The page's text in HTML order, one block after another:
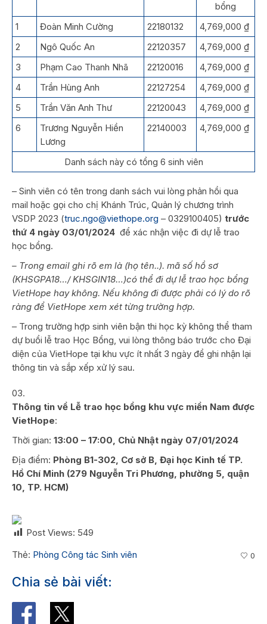
bổng
1
Đoàn Minh Cường 22180132
4,769,000 ₫
2
Ngô Quốc An 22120357
4,769,000 ₫
3
Phạm Cao Thanh Nhã 22120016
4,769,000 ₫
4
Trần Hùng Anh 22127254
4,769,000 ₫
5
Trần Văn Anh Thư 22120043
4,769,000 ₫
6
Trương Nguyễn Hiền
Lương
22140003 4,769,000 ₫
Danh sách này có tổng 6 sinh viên
– Sinh viên có tên trong danh sách vui lòng phản hồi qua
mail hoặc gọi cho chị Khánh Trúc, Quản lý chương trình
VSDP 2023 (truc.ngo@viethope.org – 0329100405) trước
thứ 4 ngày 03/01/2024 để xác nhận việc đi dự lễ trao
học bổng.
– Trong email ghi rõ em là (họ tên..). mã số hồ sơ
(KHSGPA18…/ KHSGIN18…)có thể đi dự lễ trao học bổng
VietHope hay không. Nếu không đi được phải có lý do rõ
ràng để VietHope xem xét từng trường hợp.
– Trong trường hợp sinh viên bận thi học kỳ không thể tham
dự buổi lễ trao Học Bổng, vui lòng thông báo trước cho Đại
diện của VietHope tại khu vực ít nhất 3 ngày để ghi nhận lại
thông tin và sắp xếp xử lý sau.
Thông tin về Lễ trao học bổng khu vực miền Nam được
VietHope:
Thời gian: 13:00 – 17:00, Chủ Nhật ngày 07/01/2024
Địa điểm: Phòng B1-302, Cơ sở B, Đại học Kinh tế TP.
Hồ Chí Minh (279 Nguyễn Tri Phương, phường 5, quận
10, TP. HCM)
Post Views: 549
Thẻ: Phòng Công tác Sinh viên 0
Chia sẻ bài viết: